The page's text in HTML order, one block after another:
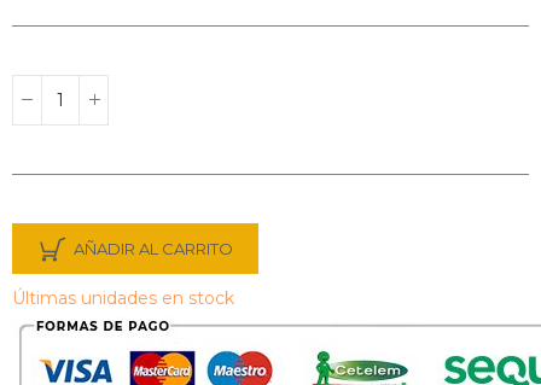
AÑADIR AL CARRITO
Últimas unidades en stock